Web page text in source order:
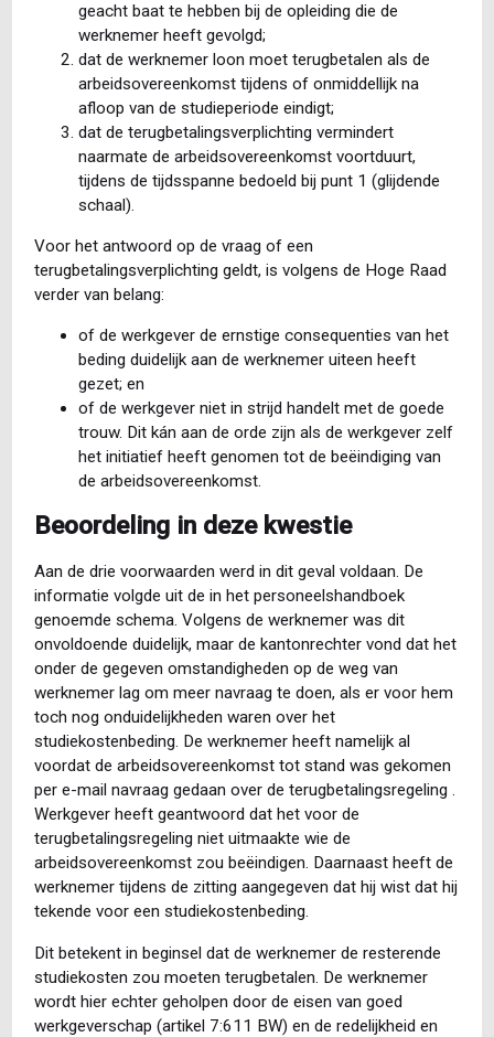
geacht baat te hebben bij de opleiding die de
werknemer heeft gevolgd;
dat de werknemer loon moet terugbetalen als de
arbeidsovereenkomst tijdens of onmiddellijk na
afloop van de studieperiode eindigt;
dat de terugbetalingsverplichting vermindert
naarmate de arbeidsovereenkomst voortduurt,
tijdens de tijdsspanne bedoeld bij punt 1 (glijdende
schaal).
Voor het antwoord op de vraag of een
terugbetalingsverplichting geldt, is volgens de Hoge Raad
verder van belang:
of de werkgever de ernstige consequenties van het
beding duidelijk aan de werknemer uiteen heeft
gezet; en
of de werkgever niet in strijd handelt met de goede
trouw. Dit kán aan de orde zijn als de werkgever zelf
het initiatief heeft genomen tot de beëindiging van
de arbeidsovereenkomst.
Beoordeling in deze kwestie
Aan de drie voorwaarden werd in dit geval voldaan. De
informatie volgde uit de in het personeelshandboek
genoemde schema. Volgens de werknemer was dit
onvoldoende duidelijk, maar de kantonrechter vond dat het
onder de gegeven omstandigheden op de weg van
werknemer lag om meer navraag te doen, als er voor hem
toch nog onduidelijkheden waren over het
studiekostenbeding. De werknemer heeft namelijk al
voordat de arbeidsovereenkomst tot stand was gekomen
per e-mail navraag gedaan over de terugbetalingsregeling .
Werkgever heeft geantwoord dat het voor de
terugbetalingsregeling niet uitmaakte wie de
arbeidsovereenkomst zou beëindigen. Daarnaast heeft de
werknemer tijdens de zitting aangegeven dat hij wist dat hij
tekende voor een studiekostenbeding.
Dit betekent in beginsel dat de werknemer de resterende
studiekosten zou moeten terugbetalen. De werknemer
wordt hier echter geholpen door de eisen van goed
werkgeverschap (artikel 7:611 BW) en de redelijkheid en